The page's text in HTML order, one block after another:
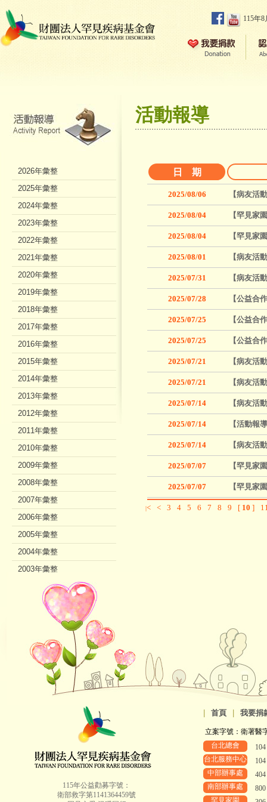
115年
活動報導
日 期
2025/08/06 【病友活
2025/08/04 【罕見家
2025/08/04 【罕見家
2025/08/01 【病友活
2025/07/31 【病友活
2025/07/28 【公益合
2025/07/25 【公益合
2025/07/25 【公益合
2025/07/21 【病友活
2025/07/21 【病友活
2025/07/14 【病友活
2025/07/14 【活動報
2025/07/14 【病友活
2025/07/07 【罕見家
2025/07/07 【罕見家
|< < 3 4 5 6 7 8 9 [ 10 ]
2026年彙整
2025年彙整
2024年彙整
2023年彙整
2022年彙整
2021年彙整
2020年彙整
2019年彙整
2018年彙整
2017年彙整
2016年彙整
2015年彙整
2014年彙整
2013年彙整
2012年彙整
2011年彙整
2010年彙整
2009年彙整
2008年彙整
2007年彙整
2006年彙整
2005年彙整
2004年彙整
2003年彙整
2002年彙整
115年公益勸募字號：
衛部救字第1141364459號
首頁 我要捐
立案字號：衛署醫
台北總會
台北服務中心
中部辦事處
南部辦事處
罕見家園